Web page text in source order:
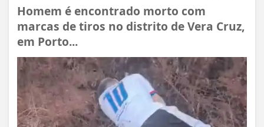
Homem é encontrado morto com
marcas de tiros no distrito de Vera Cruz,
em Porto...